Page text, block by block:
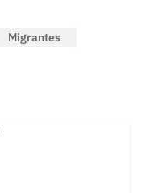
Migrantes